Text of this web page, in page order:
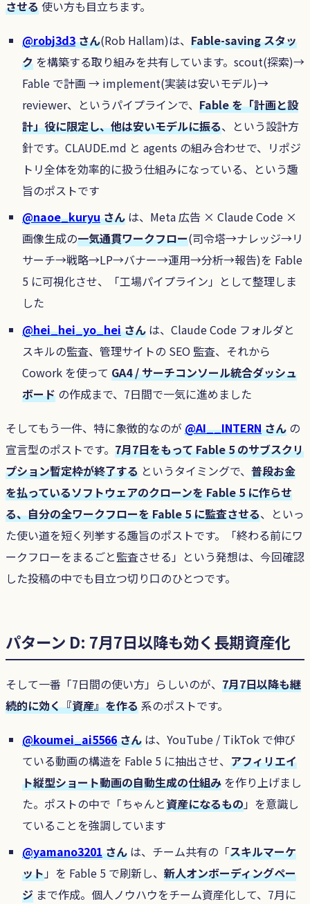
させる使い方も目立ちます。
@robj3d3さん(Rob Hallam)は、 Fable-saving スタッ
ク を構築する取り組みを共有しています。scout(探索)→
Fable で計画 → implement(実装は安いモデル)→
reviewer、というパイプラインで、 Fable を「計画と設
計」役に限定し、他は安いモデルに振る、という設計方
針です。CLAUDE.md と agents の組み合わせで、リポジ
トリ全体を効率的に扱う仕組みになっている、という趣
旨のポストです
@naoe_kuryuさん は、Meta 広告 × Claude Code ×
画像生成の一気通貫ワークフロー(司令塔→ナレッジ→リ
サーチ→戦略→LP→バナー→運用→分析→報告)を Fable
5 に可視化させ、「工場パイプライン」として整理しま
した
@hei_hei_yo_heiさん は、Claude Code フォルダと
スキルの監査、管理サイトの SEO 監査、それから
Cowork を使って GA4 / サーチコンソール統合ダッシュ
ボード の作成まで、7日間で一気に進めました
そしてもう一件、特に象徴的なのが @AI__INTERNさん の
宣言型のポストです。 7月7日をもって Fable 5 のサブスクリ
プション暫定枠が終了する というタイミングで、 普段お金
を払っているソフトウェアのクローンを Fable 5 に作らせ
る、自分の全ワークフローを Fable 5 に監査させる、といっ
た使い道を短く列挙する趣旨のポストです。「終わる前にワ
ークフローをまるごと監査させる」という発想は、今回確認
した投稿の中でも目立つ切り口のひとつです。
パターン D: 7月7日以降も効く長期資産化
そして一番「7日間の使い方」らしいのが、 7月7日以降も継
続的に効く『資産』を作る系のポストです。
@koumei_ai5566さん は、YouTube / TikTok で伸び
ている動画の構造を Fable 5 に抽出させ、 アフィリエイ
ト縦型ショート動画の自動生成の仕組み を作り上げまし
た。ポストの中で「ちゃんと資産になるもの」を意識し
ていることを強調しています
@yamano3201さん は、チーム共有の「スキルマーケ
ット」を Fable 5 で刷新し、 新人オンボーディングペー
ジ まで作成。個人ノウハウをチーム資産化して、7月に